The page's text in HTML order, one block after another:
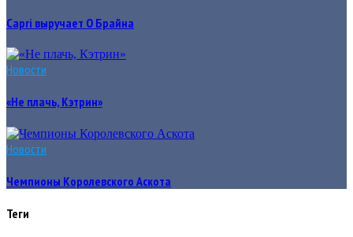
Capri выручает О Брайна
Новости
«Не плачь, Кэтрин»
Новости
Чемпионы Королевского Аскота
Теги